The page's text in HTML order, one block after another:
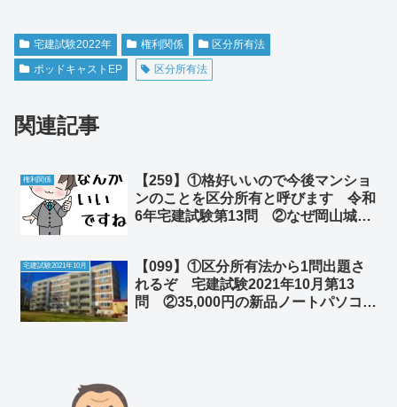
宅建試験2022年 権利関係
区分所有法
ポッドキャストEP
区分所有法
関連記事
権利関係
【259】①格好いいので今後マンショ
ンのことを区分所有と呼びます 令和
6年宅建試験第13問 ②なぜ岡山城に
宅建試験2021年10月
【099】①区分所有法から1問出題さ
れるぞ 宅建試験2021年10月第13
問 ②35,000円の新品ノートパソコン